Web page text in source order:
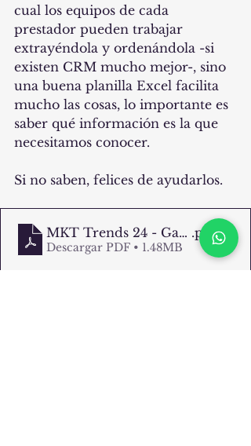
cual los equipos de cada
prestador pueden trabajar
extrayéndola y ordenándola -si
existen CRM mucho mejor-, sino
una buena planilla Excel facilita
mucho las cosas, lo importante es
saber qué información es la que
necesitamos conocer.
Si no saben, felices de ayudarlos.
MKT Trends 24 - Gasto.pdf
Descargar PDF • 1.48MB